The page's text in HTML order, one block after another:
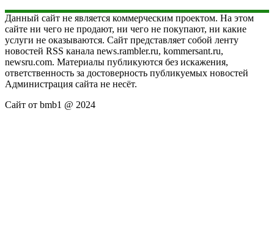
Данный сайт не является коммерческим проектом. На этом
сайте ни чего не продают, ни чего не покупают, ни какие
услуги не оказываются. Сайт представляет собой ленту
новостей RSS канала news.rambler.ru, kommersant.ru,
newsru.com. Материалы публикуются без искажения,
ответственность за достоверность публикуемых новостей
Администрация сайта не несёт.
Сайт от bmb1 @ 2024